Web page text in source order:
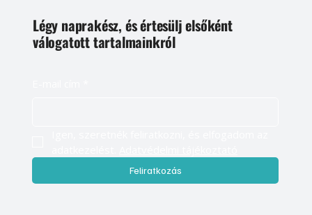
Légy naprakész, és értesülj elsőként
válogatott tartalmainkról
Feliratkozás